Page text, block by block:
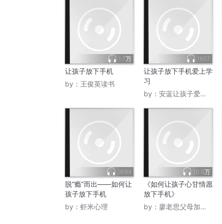
1.7万
让孩子放下手机
by： 王俊英读书
1657
让孩子放下手机爱上学
习
by： 安蓝让孩子爱上学习
3684
脱“瘾”而出——如何让
孩子放下手机
by： 虾米心理
10.6万
《如何让孩子心甘情愿
放下手机》
by： 廖老思父母加油栈